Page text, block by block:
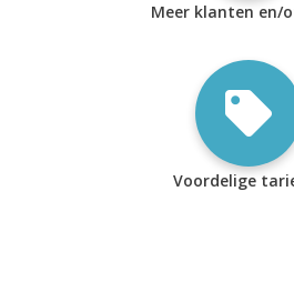
Meer klanten en/
Voordelige